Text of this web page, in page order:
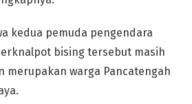
kedua pemuda pengendara
bising tersebut masih
merupakan warga Pancatengah